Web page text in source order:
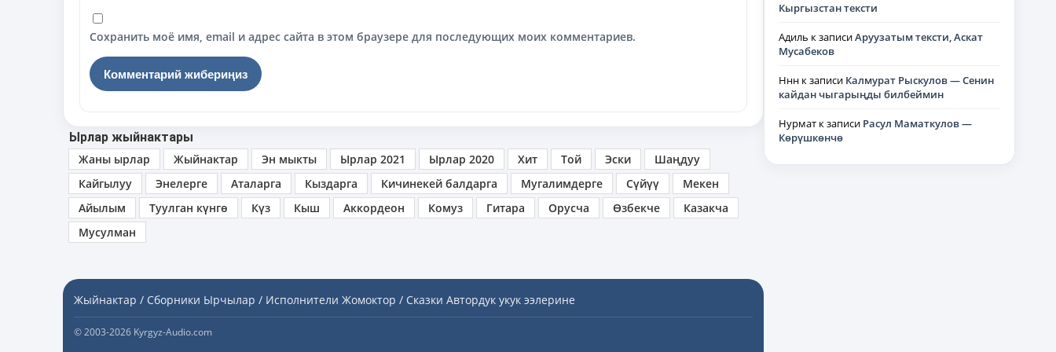
Кыргызстан тексти
Адиль к записиАруузатым тексти, Аскат
Мусабеков
Ннн к записи Калмурат Рыскулов — Сенин
кайдан чыгарыңды билбеймин
Нурмат к записи Расул Маматкулов —
Көрүшкөнчө
Сохранить моё имя, email и адрес сайта в этом браузере для последующих моих комментариев.
Ырлар жыйнактары
Жаны ырлар
Жыйнактар Эн мыкты Ырлар 2021 Ырлар 2020 Хит Той Эски
Шаңдуу
Кайгылуу
Энелерге Аталарга Кыздарга Кичинекей балдарга Мугалимдерге Сүйүү
Мекен
Айылым
Туулган күнгө Күз Кыш Аккордеон Комуз Гитара Орусча Өзбекче
Казакча
Мусулман
Жыйнактар / Сборники Ырчылар / Исполнители Жомоктор / Сказки Автордук укук ээлерине
© 2003-2026 Kyrgyz-Audio.com